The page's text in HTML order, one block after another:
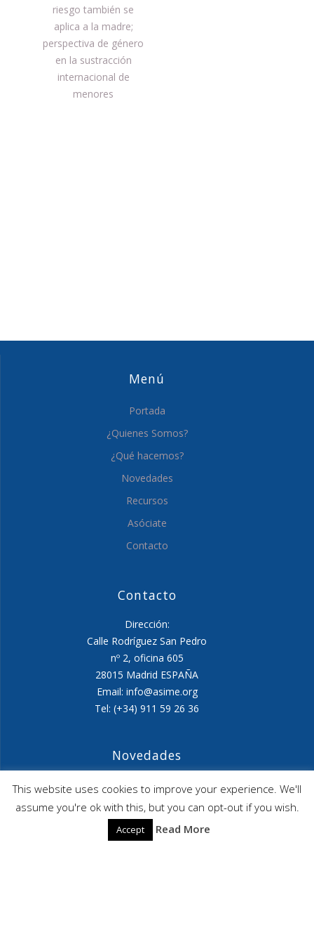
entradas
anterior:
riesgo también se
aplica a la madre;
perspectiva de género
en la sustracción
internacional de
menores
Menú
Portada
¿Quienes Somos?
¿Qué hacemos?
Novedades
Recursos
Asóciate
Contacto
Contacto
Dirección:
Calle Rodríguez San Pedro
nº 2, oficina 605
28015 Madrid ESPAÑA
Email: info@asime.org
Tel: (+34) 911 59 26 36
Novedades
Agenda ASIME-Ultimo trimestre 2026
ASIME celebrará en diciembre una nueva edición de
sus jornadas
This website uses cookies to improve your experience. We'll
assume you're ok with this, but you can opt-out if you wish.
Accept Read More